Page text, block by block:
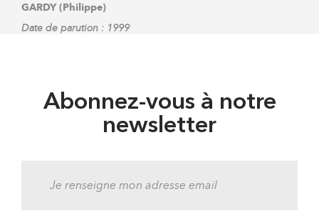
GARDY (Philippe)
Date de parution : 1999
Abonnez-vous à notre
newsletter